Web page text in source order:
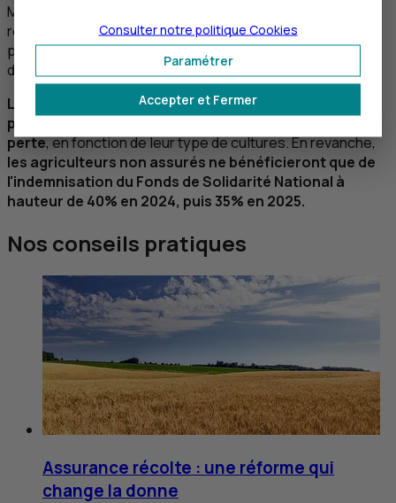
Mais ce n’est pas tout, la souscription d'une assurance
récolte permet aussi d'obtenir un taux d’indemnisation
plus important pour les assurés en cas de pertes dues à
des aléas exceptionnels.
Les exploitants disposant d’une assurance récolte
pourront ainsi être indemnisés jusqu'à 90% de leur
perte, en fonction de leur type de cultures. En revanche,
les agriculteurs non assurés ne bénéficieront que de
l'indemnisation du Fonds de Solidarité National à
hauteur de 40% en 2024, puis 35% en 2025.
Nos conseils pratiques
Assurance récolte : une réforme qui
change la donne
Accepter et Fermer
Paramétrer
Consulter notre politique Cookies